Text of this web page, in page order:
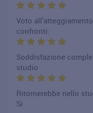
Voto
confronti:
Soddisfazione
studio
Ritornerebbe nello
Si